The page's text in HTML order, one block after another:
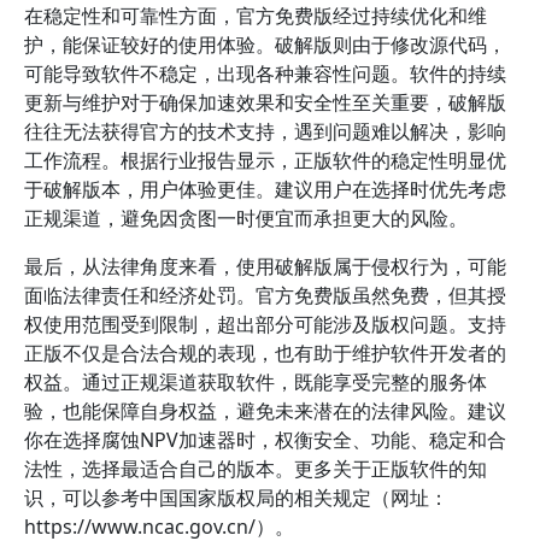
在稳定性和可靠性方面，官方免费版经过持续优化和维
护，能保证较好的使用体验。破解版则由于修改源代码，
可能导致软件不稳定，出现各种兼容性问题。软件的持续
更新与维护对于确保加速效果和安全性至关重要，破解版
往往无法获得官方的技术支持，遇到问题难以解决，影响
工作流程。根据行业报告显示，正版软件的稳定性明显优
于破解版本，用户体验更佳。建议用户在选择时优先考虑
正规渠道，避免因贪图一时便宜而承担更大的风险。
最后，从法律角度来看，使用破解版属于侵权行为，可能
面临法律责任和经济处罚。官方免费版虽然免费，但其授
权使用范围受到限制，超出部分可能涉及版权问题。支持
正版不仅是合法合规的表现，也有助于维护软件开发者的
权益。通过正规渠道获取软件，既能享受完整的服务体
验，也能保障自身权益，避免未来潜在的法律风险。建议
你在选择腐蚀NPV加速器时，权衡安全、功能、稳定和合
法性，选择最适合自己的版本。更多关于正版软件的知
识，可以参考中国国家版权局的相关规定（网址：
https://www.ncac.gov.cn/）。